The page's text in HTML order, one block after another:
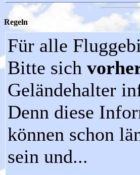
Regeln
Für alle
Bitte sich
Geländehalter
Denn diese
können schon
sein und...